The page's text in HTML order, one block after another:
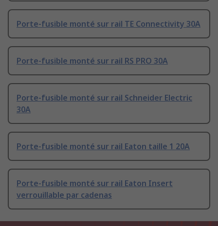
Porte-fusible monté sur rail TE Connectivity 30A
Porte-fusible monté sur rail RS PRO 30A
Porte-fusible monté sur rail Schneider Electric
30A
Porte-fusible monté sur rail Eaton taille 1 20A
Porte-fusible monté sur rail Eaton Insert
verrouillable par cadenas